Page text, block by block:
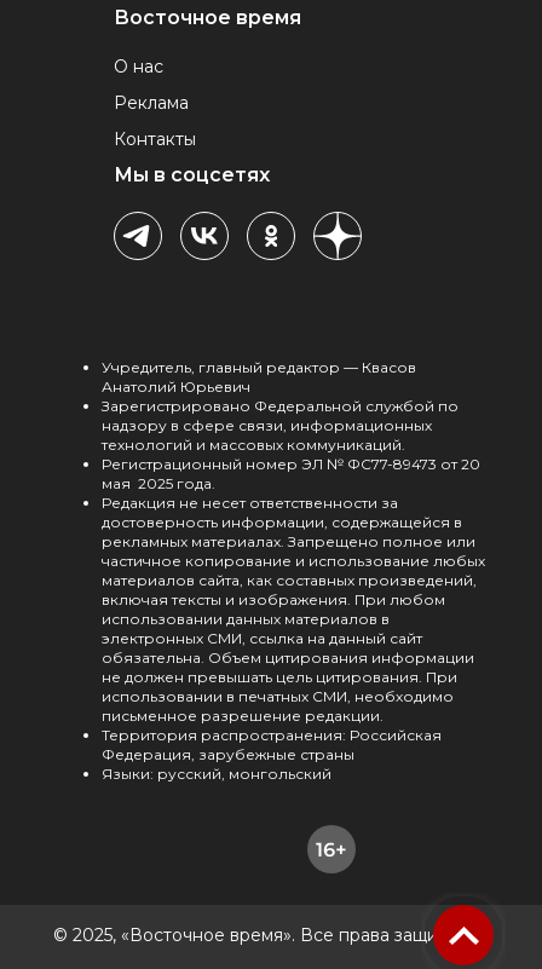
Восточное время
О нас
Реклама
Контакты
Мы в соцсетях
Учредитель, главный редактор — Квасов
Анатолий Юрьевич
Зарегистрировано Федеральной службой по
надзору в сфере связи, информационных
технологий и массовых коммуникаций.
Регистрационный номер ЭЛ № ФС77-89473 от 20
мая 2025 года.
Редакция не несет ответственности за
достоверность информации, содержащейся в
рекламных материалах. Запрещено полное или
частичное копирование и использование любых
материалов сайта, как составных произведений,
включая тексты и изображения. При любом
использовании данных материалов в
электронных СМИ, ссылка на данный сайт
обязательна. Объем цитирования информации
не должен превышать цель цитирования. При
использовании в печатных СМИ, необходимо
письменное разрешение редакции.
Территория распространения: Российская
Федерация, зарубежные страны
Языки: русский, монгольский
© 2025, «Восточное время». Все права защищены.